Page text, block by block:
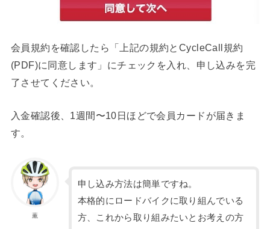
会員規約を確認したら「上記の規約とCycleCall規約
(PDF)に同意します」にチェックを入れ、申し込みを完
了させてください。
入金確認後、1週間〜10日ほどで会員カードが届きま
す。
薫
申し込み方法は簡単ですね。
本格的にロードバイクに取り組んでいる
方、これから取り組みたいとお考えの方